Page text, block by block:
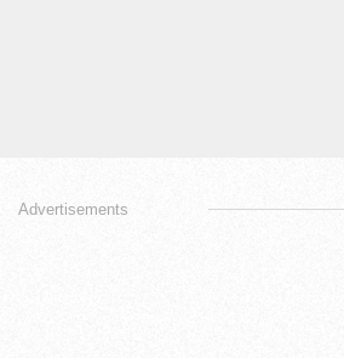
Advertisements